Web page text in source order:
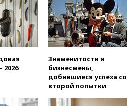
2026
Знаменитости и
бизнесмены,
добившиеся успеха со
второй попытки